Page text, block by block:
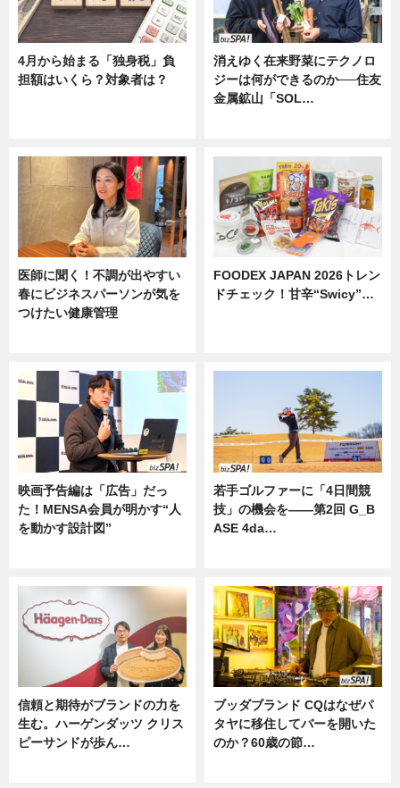
4月から始まる「独身税」負
担額はいくら？対象者は？
消えゆく在来野菜にテクノロ
ジーは何ができるのか──住友
金属鉱山「SOL…
医師に聞く！不調が出やすい
春にビジネスパーソンが気を
つけたい健康管理
FOODEX JAPAN 2026トレン
ドチェック！甘辛“Swicy”…
映画予告編は「広告」だっ
た！MENSA会員が明かす“人
を動かす設計図”
若手ゴルファーに「4日間競
技」の機会を——第2回 G_B
ASE 4da…
信頼と期待がブランドの力を
生む。ハーゲンダッツ クリス
ピーサンドが歩ん…
ブッダブランド CQはなぜパ
タヤに移住してバーを開いた
のか？60歳の節…